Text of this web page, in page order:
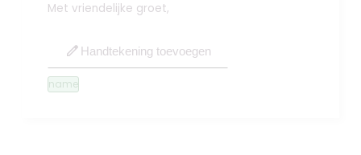
Met vriendelijke groet,
edit Handtekening toevoegen
name